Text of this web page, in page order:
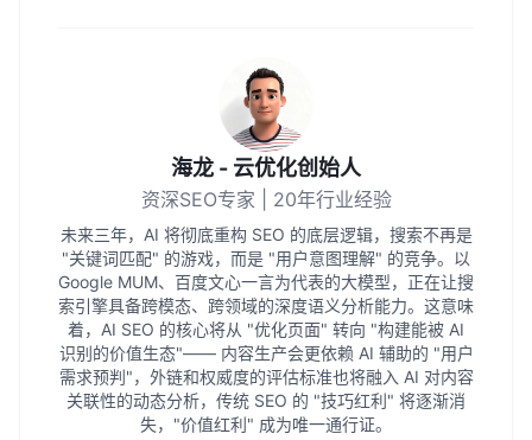
海龙 - 云优化创始人
资深SEO专家 | 20年行业经验
未来三年，AI 将彻底重构 SEO 的底层逻辑，搜索不再是
"关键词匹配" 的游戏，而是 "用户意图理解" 的竞争。以
Google MUM、百度文心一言为代表的大模型，正在让搜
索引擎具备跨模态、跨领域的深度语义分析能力。这意味
着，AI SEO 的核心将从 "优化页面" 转向 "构建能被 AI
识别的价值生态"—— 内容生产会更依赖 AI 辅助的 "用户
需求预判"，外链和权威度的评估标准也将融入 AI 对内容
关联性的动态分析，传统 SEO 的 "技巧红利" 将逐渐消
失，"价值红利" 成为唯一通行证。